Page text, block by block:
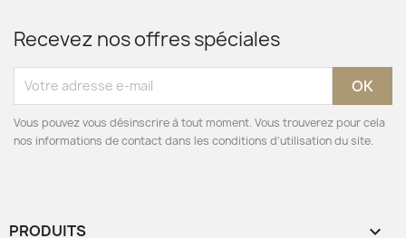
Recevez nos offres spéciales
Vous pouvez vous désinscrire à tout moment. Vous trouverez pour cela
nos informations de contact dans les conditions d'utilisation du site.
PRODUITS 